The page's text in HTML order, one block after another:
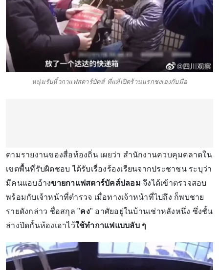
หนุ่มรับหิ้วกาแฟสตาร์บัคส์ ที่แท้เปิดร้านนรกชงเองกับมือ
ตามรายงานของสื่อท้องถิ่น เผยว่า สำนักงานควบคุมตลาดใน
เขตพื้นที่รับผิดชอบ ได้รับเรื่องร้องเรียนจากประชาชน ระบุว่า
มีคนแอบอ้างขายกาแฟสตาร์บัคส์ปลอม จึงได้เข้าตรวจสอบ
พร้อมกับเจ้าหน้าที่ตำรวจ เมื่อทางเจ้าหน้าที่ไปถึง ก็พบชาย
รายดังกล่าว ชื่อสกุล "คง" อาศัยอยู่ในบ้านเช่าหลังหนึ่ง ซึ่งชั้น
ล่างปิดกั้นห้องเอาไว้ใช้ทำกาแฟแบบลับ ๆ